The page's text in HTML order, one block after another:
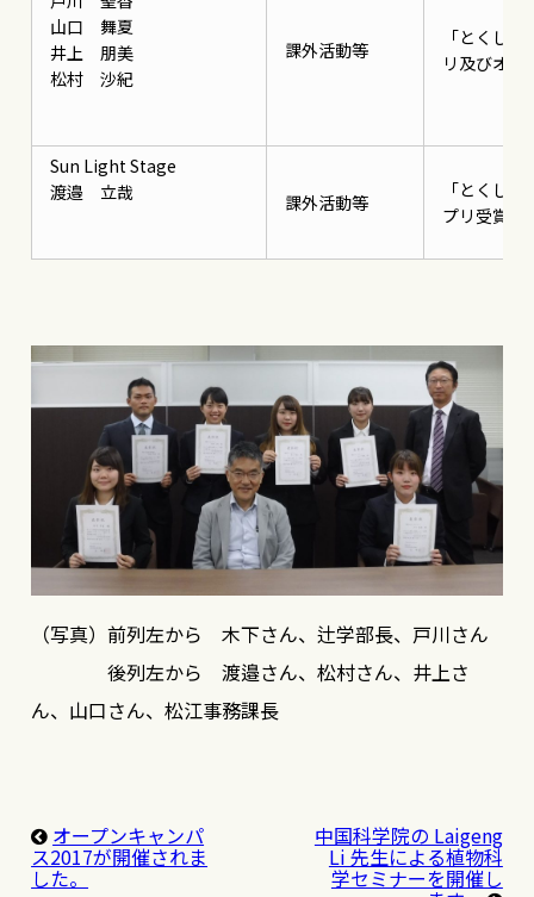
山口 舞夏
井上 朋美
松村 沙紀
課外活動等
「とくし
リ及びオー
Sun Light Stage
渡邉 立哉
課外活動等
「とくし
プリ受賞
（写真）前列左から 木下さん、辻学部長、戸川さん
後列左から 渡邉さん、松村さん、井上さ
ん、山口さん、松江事務課長
オープンキャンパ
ス2017が開催されま
した。
中国科学院の Laigeng
Li 先生による植物科
学セミナーを開催し